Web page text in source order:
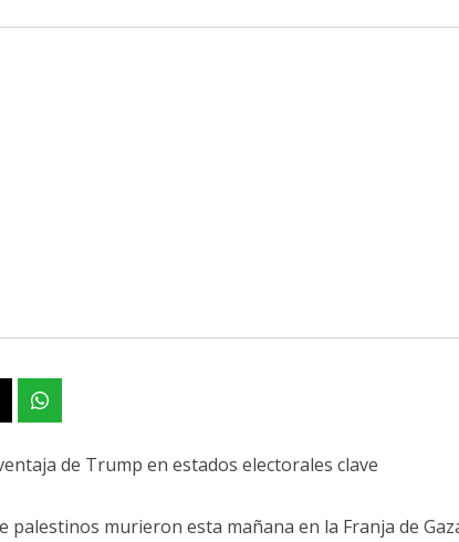
de Trump en estados electorales clave
palestinos murieron esta mañana en la Franja de